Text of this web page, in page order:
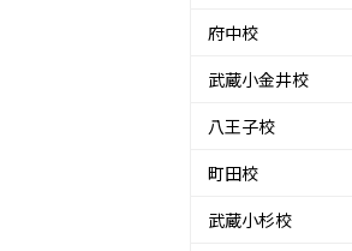
府中校
武蔵小金井校
八王子校
町田校
武蔵小杉校